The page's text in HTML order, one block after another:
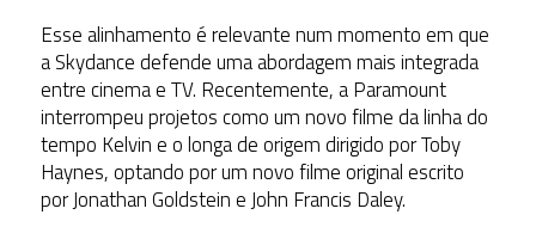
Esse alinhamento é relevante num momento em que
a Skydance defende uma abordagem mais integrada
entre cinema e TV. Recentemente, a Paramount
interrompeu projetos como um novo filme da linha do
tempo Kelvin e o longa de origem dirigido por Toby
Haynes, optando por um novo filme original escrito
porJonathan Goldsteine John Francis Daley.